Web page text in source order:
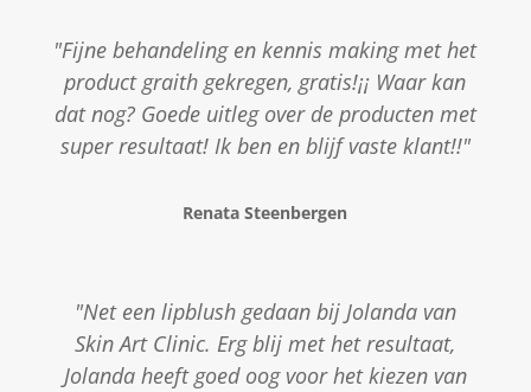
"Fijne behandeling en kennis making met het
product graith gekregen, gratis!¡¡ Waar kan
dat nog? Goede uitleg over de producten met
super resultaat! Ik ben en blijf vaste klant!!"
Renata Steenbergen
"Net een lipblush gedaan bij Jolanda van
Skin Art Clinic. Erg blij met het resultaat,
Jolanda heeft goed oog voor het kiezen van